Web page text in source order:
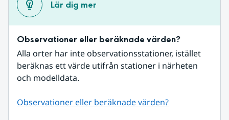
Lär dig mer
Observationer eller beräknade värden?
Alla orter har inte observationsstationer, istället
beräknas ett värde utifrån stationer i närheten
och modelldata.
Observationer eller beräknade värden?